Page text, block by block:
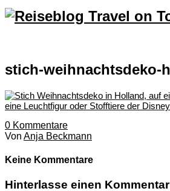
stich-weihnachtsdeko-
0 Kommentare
Von Anja Beckmann
Keine Kommentare
Hinterlasse einen Kommentar